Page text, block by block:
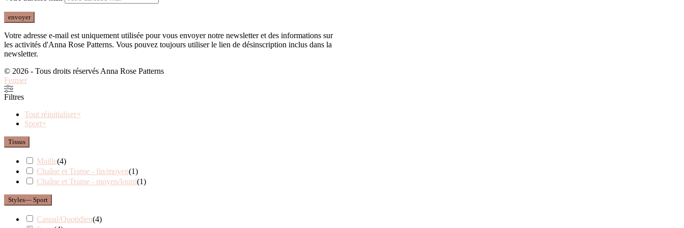
Votre adresse e-mail est uniquement utilisée pour vous envoyer notre newsletter et des informations sur
les activités d'Anna Rose Patterns. Vous pouvez toujours utiliser le lien de désinscription inclus dans la
newsletter.
© 2026 - Tous droits réservés Anna Rose Patterns
Fermer
Filtres
Tout réinitialiser×
Sport×
Tissus
Maille(4)
Chaîne et Trame - fin/moyen(1)
Chaîne et Trame - moyen/lourd(1)
Styles— Sport
Casual/Quotidien(4)